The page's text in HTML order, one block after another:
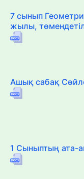
7 сынып
жылы,
Ашық сабақ
1 Сыныптың ата-